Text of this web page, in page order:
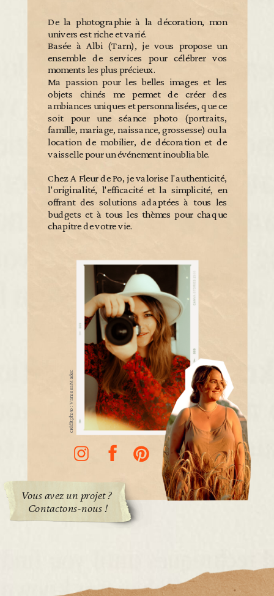
Vous avez un projet ?
Contactons-nous !
De la photographie à la décoration, mon
univers est riche et varié.
Basée à Albi (Tarn), je vous propose un
ensemble de services pour célébrer vos
moments les plus précieux.
Ma passion pour les belles images et les
objets chinés me permet de créer des
ambiances uniques et personnalisées, que ce
soit pour une séance photo (portraits,
famille, mariage, naissance, grossesse) ou la
location de mobilier, de décoration et de
vaisselle pour un événement inoubliable.
Chez A Fleur de Po, je valorise l'authenticité,
l'originalité, l'efficacité et la simplicité, en
offrant des solutions adaptées à tous les
budgets et à tous les thèmes pour chaque
chapitre de votre vie.
crédit photo : Vanessa Madec